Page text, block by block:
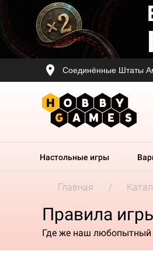
Соединённые Штаты
Настольные игры
Главная
Правила
Где же наш любопытный